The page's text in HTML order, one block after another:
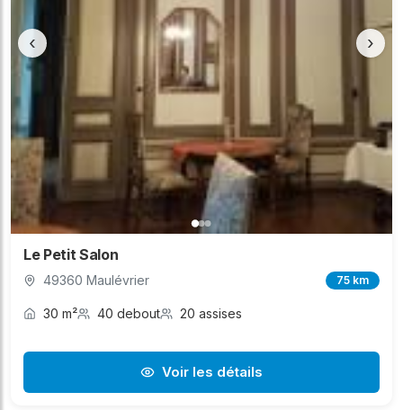
‹ ›
Le Petit Salon
49360 Maulévrier 75 km
30 m² 40 debout 20 assises
Voir les détails